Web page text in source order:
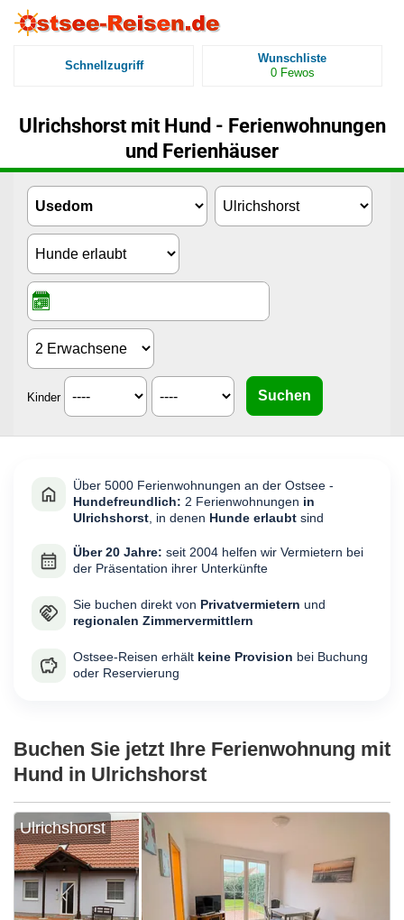
Schnellzugriff
Wunschliste
0 Fewos
Ulrichshorst mit Hund - Ferienwohnungen
und Ferienhäuser
Kinder
Über 5000 Ferienwohnungen an der Ostsee -
Hundefreundlich: 2 Ferienwohnungen in
Ulrichshorst , in denen Hunde erlaubt sind
Über 20 Jahre: seit 2004 helfen wir Vermietern bei
der Präsentation ihrer Unterkünfte
Sie buchen direkt von Privatvermietern und
regionalen Zimmervermittlern
Ostsee-Reisen erhält keine Provision bei Buchung
oder Reservierung
Buchen Sie jetzt Ihre Ferienwohnung mit
Hund in Ulrichshorst
Ulrichshorst